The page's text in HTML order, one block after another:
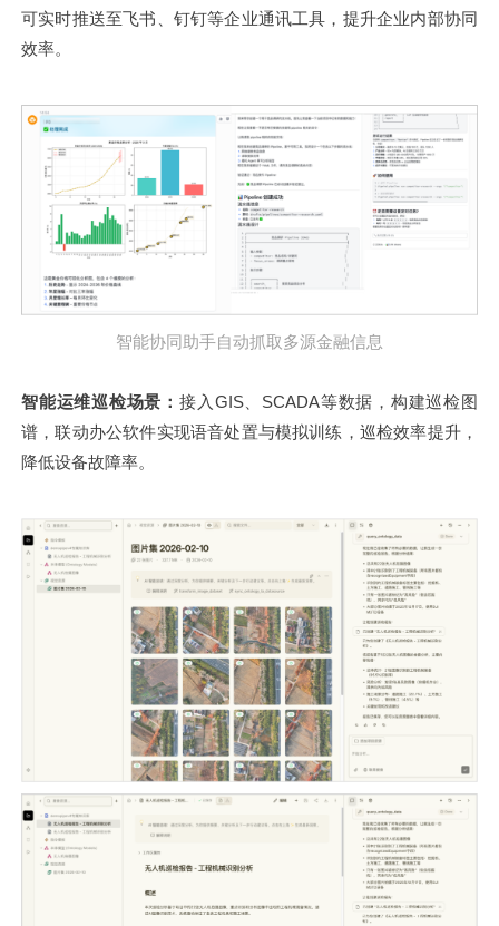
可实时推送至飞书、钉钉等企业通讯工具，提升企业内部协同
效率。
智能协同助手自动抓取多源金融信息
智能运维巡检场景： 接入GIS、SCADA等数据，构建巡检图
谱，联动办公软件实现语音处置与模拟训练，巡检效率提升，
降低设备故障率。